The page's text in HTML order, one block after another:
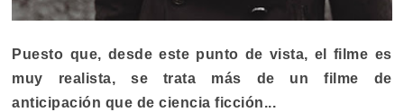
Puesto que, desde este punto de vista, el filme es
muy realista, se trata más de un filme de
anticipación que de ciencia ficción...